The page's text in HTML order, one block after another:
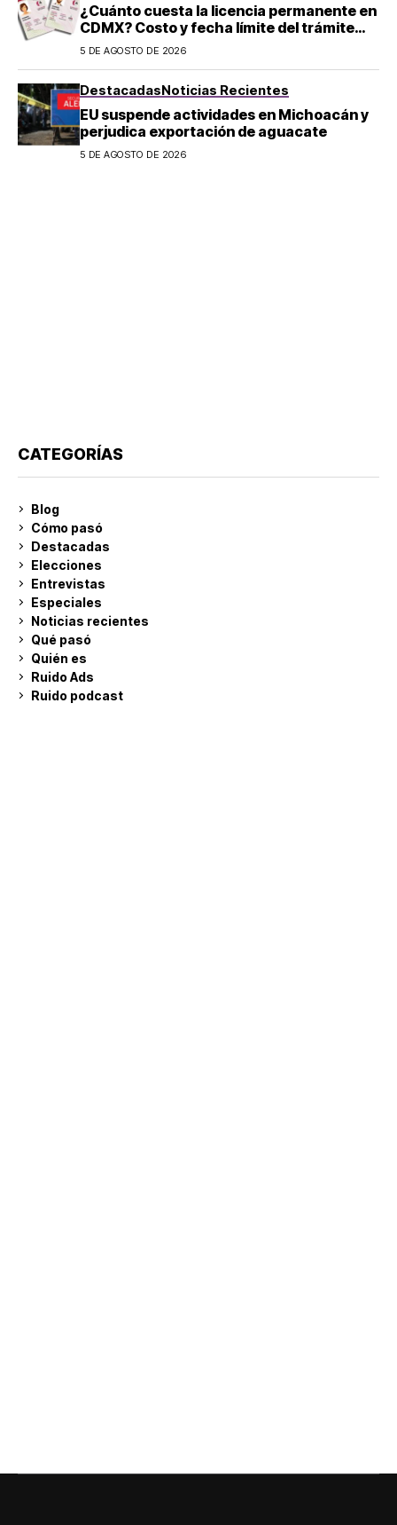
¿Cuánto cuesta la licencia permanente en
CDMX? Costo y fecha límite del trámite
2026
5 DE AGOSTO DE 2026
DestacadasNoticias Recientes
EU suspende actividades en Michoacán y
perjudica exportación de aguacate
5 DE AGOSTO DE 2026
CATEGORÍAS
Blog
Cómo pasó
Destacadas
Elecciones
Entrevistas
Especiales
Noticias recientes
Qué pasó
Quién es
Ruido Ads
Ruido podcast